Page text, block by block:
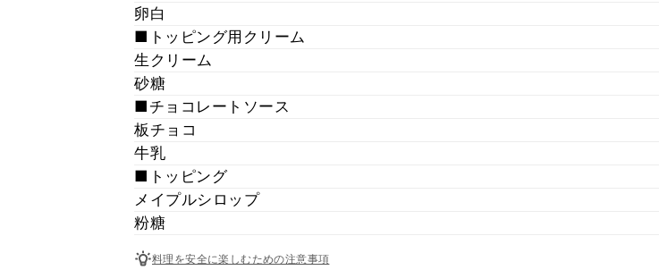
卵白
■トッピング用クリーム
生クリーム
砂糖
■チョコレートソース
板チョコ
牛乳
■トッピング
メイプルシロップ
粉糖
料理を安全に楽しむための注意事項